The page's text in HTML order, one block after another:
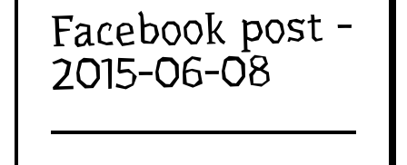
Facebook post -
2015-06-08